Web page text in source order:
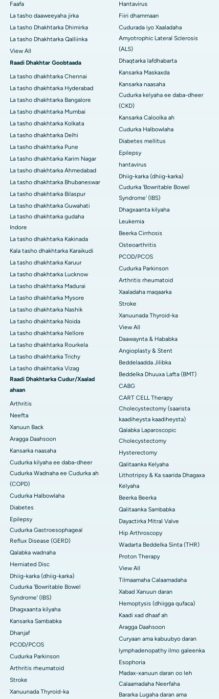
Faafa
La tasho daaweeyaha jirka
La tasho Dhakhtarka Dhimirka
La tasho Dhakhtarka Qalliinka
View All
Raadi Dhakhtar Goobtaada
La tasho dhakhtarka Chennai
La tasho dhakhtarka Hyderabad
La tasho dhakhtarka Bangalore
La tasho dhakhtarka Mumbai
La tasho dhakhtarka Kolkata
La tasho dhakhtarka Delhi
La tasho dhakhtarka Pune
La tasho dhakhtarka Karim Nagar
La tasho dhakhtarka Ahmedabad
La tasho dhakhtarka Bhubaneswar
La tasho dhakhtarka Bilaspur
La tasho dhakhtarka Guwahati
La tasho dhakhtarka gudaha
Indore
La tasho dhakhtarka Kakinada
Kala tasho dhakhtarka Karaikudi
La tasho dhakhtarka Karuur
La tasho dhakhtarka Lucknow
La tasho dhakhtarka Madurai
La tasho dhakhtarka Mysore
La tasho dhakhtarka Nashik
La tasho dhakhtarka Noida
La tasho dhakhtarka Nellore
La tasho dhakhtarka Rourkela
La tasho dhakhtarka Trichy
La tasho dhakhtarka Vizag
Raadi Dhakhtarka Cudur/Xaalad
ahaan
Arthritis
Neefta
Xanuun Back
Aragga Daahsoon
Kansarka naasaha
Cudurka kilyaha ee daba-dheer
Cudurka Wadnaha ee Cudurka ah
(COPD)
Cudurka Halbowlaha
Diabetes
Epilepsy
Cudurka Gastroesophageal
Reflux Disease (GERD)
Qalabka wadnaha
Herniated Disc
Dhiig-karka (dhiig-karka)
Cudurka 'Bowritable Bowel
Syndrome' (IBS)
Dhagxaanta kilyaha
Kansarka Sambabka
Dhanjaf
PCOD/PCOS
Cudurka Parkinson
Arthritis rheumatoid
Stroke
Xanuunada Thyroid-ka
Hantavirus
Fiiri dhammaan
Cudurada iyo Xaaladaha
Amyotrophic Lateral Sclerosis
(ALS)
Dhaqtarka lafdhabarta
Kansarka Maskaxda
Kansarka naasaha
Cudurka kelyaha ee daba-dheer
(CKD)
Kansarka Caloolka ah
Cudurka Halbowlaha
Diabetes mellitus
Epilepsy
hantavirus
Dhiig-karka (dhiig-karka)
Cudurka 'Bowritable Bowel
Syndrome' (IBS)
Dhagxaanta kilyaha
Leukemia
Beerka Cirrhosis
Osteoarthritis
PCOD/PCOS
Cudurka Parkinson
Arthritis rheumatoid
Xaaladaha maqaarka
Stroke
Xanuunada Thyroid-ka
View All
Daawaynta & Hababka
Angioplasty & Stent
Beddelaadda Jilibka
Beddelka Dhuuxa Lafta (BMT)
CABG
CART CELL Therapy
Cholecystectomy (saarista
kaadiheysta kaadiheysta)
Qalabka Laparoscopic
Cholecystectomy
Hysterectomy
Qalitaanka Kelyaha
Lithotripsy & Ka saarida Dhagaxa
Kelyaha
Beerka Beerka
Qalitaanka Sambabka
Dayactirka Mitral Valve
Hip Arthroscopy
Wadarta Beddelka Sinta (THR)
Proton Therapy
View All
Tilmaamaha Calaamadaha
Xabad Xanuun daran
Hemoptysis (dhiigga qufaca)
Kaadi xad dhaaf ah
Aragga Daahsoon
Curyaan ama kabuubyo daran
lymphadenopathy ilmo galeenka
Esophoria
Madax-xanuun daran oo leh
Calaamadaha Neerfaha
Bararka Lugaha daran ama